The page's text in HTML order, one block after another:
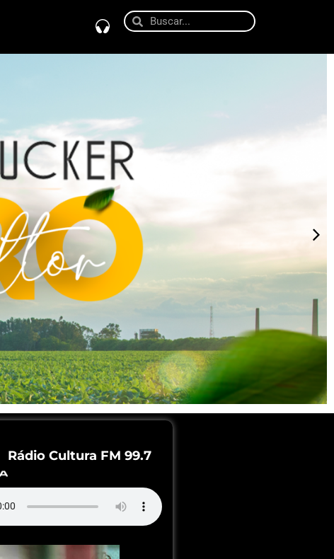
Rádio Cultura FM 99.7